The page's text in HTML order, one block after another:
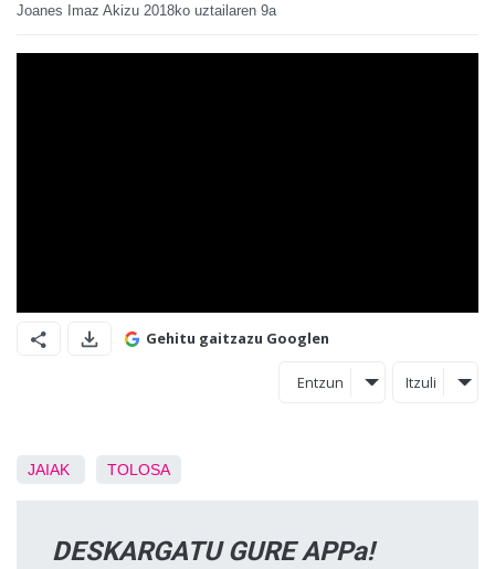
Joanes Imaz Akizu 2018ko uztailaren 9a
Gehitu gaitzazu Googlen
Entzun Itzuli
JAIAK TOLOSA
DESKARGATU GURE APPa!